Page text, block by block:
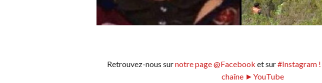
Retrouvez-nous surnotre page @Facebook et sur#Instagram !
chaîne ►YouTube